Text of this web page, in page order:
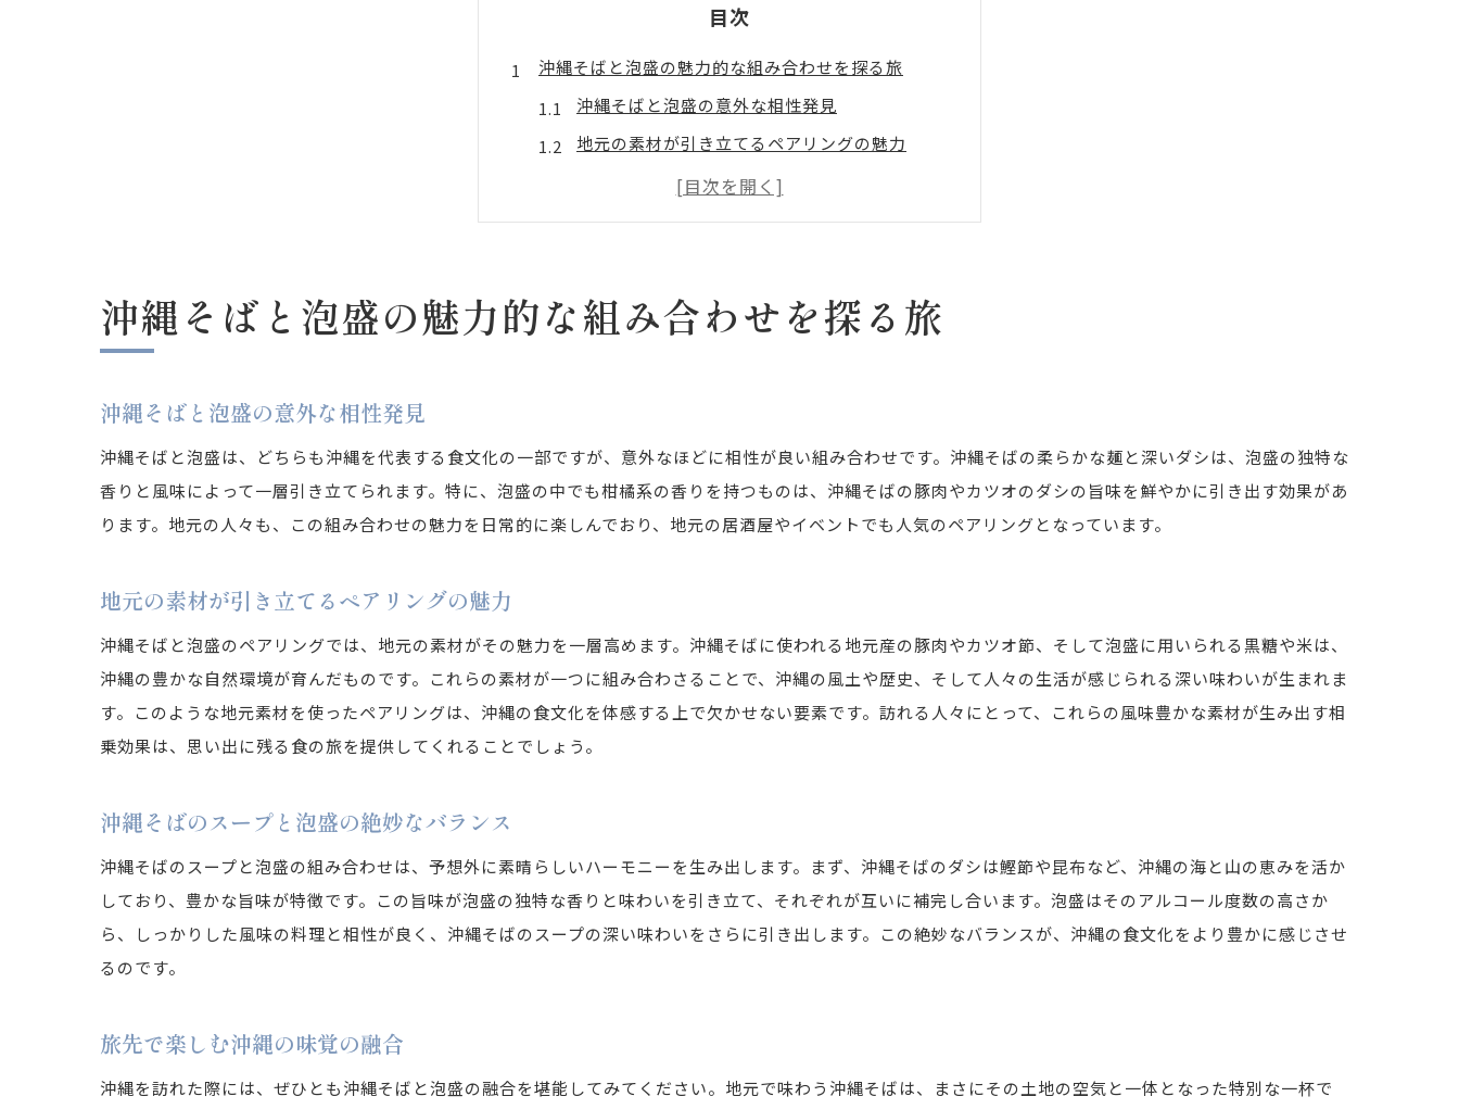
目次
沖縄そばと泡盛の魅力的な組み合わせを探る旅
沖縄そばと泡盛の意外な相性発見
地元の素材が引き立てるペアリングの魅力
沖縄そばのスープと泡盛の絶妙なバランス
旅先で楽しむ沖縄の味覚の融合
沖縄文化を体感する食の旅
沖縄そばが泡盛の香りを引き立てる理由とは
伝統的な製法が生み出す完璧な調和
地元の食材がもたらす味わい深さ
沖縄そばの具材と泡盛のマリアージュ
沖縄そば専門店でのおすすめペアリング
旅行者に人気の泡盛と沖縄そばの組み合わせ
地元でしか味わえない限定ペアリング
沖縄そばと泡盛の味わい方ガイド
地元の味をもっと楽しむ沖縄そばと泡盛の合わせ方
沖縄そばの選び方と泡盛の選定ポイント
風味を最大限に活かす食べ方のコツ
沖縄の食文化を堪能するためのヒント
沖縄そばと泡盛の魅力的な組み合わせを探る旅
沖縄そばと泡盛の意外な相性発見
沖縄そばと泡盛は、どちらも沖縄を代表する食文化の一部ですが、意外なほどに相性が良い組み合わせです。沖縄そばの柔らかな麺と深いダシは、泡盛の独特な
香りと風味によって一層引き立てられます。特に、泡盛の中でも柑橘系の香りを持つものは、沖縄そばの豚肉やカツオのダシの旨味を鮮やかに引き出す効果があ
ります。地元の人々も、この組み合わせの魅力を日常的に楽しんでおり、地元の居酒屋やイベントでも人気のペアリングとなっています。
地元の素材が引き立てるペアリングの魅力
沖縄そばと泡盛のペアリングでは、地元の素材がその魅力を一層高めます。沖縄そばに使われる地元産の豚肉やカツオ節、そして泡盛に用いられる黒糖や米は、
沖縄の豊かな自然環境が育んだものです。これらの素材が一つに組み合わさることで、沖縄の風土や歴史、そして人々の生活が感じられる深い味わいが生まれま
す。このような地元素材を使ったペアリングは、沖縄の食文化を体感する上で欠かせない要素です。訪れる人々にとって、これらの風味豊かな素材が生み出す相
乗効果は、思い出に残る食の旅を提供してくれることでしょう。
沖縄そばのスープと泡盛の絶妙なバランス
沖縄そばのスープと泡盛の組み合わせは、予想外に素晴らしいハーモニーを生み出します。まず、沖縄そばのダシは鰹節や昆布など、沖縄の海と山の恵みを活か
しており、豊かな旨味が特徴です。この旨味が泡盛の独特な香りと味わいを引き立て、それぞれが互いに補完し合います。泡盛はそのアルコール度数の高さか
ら、しっかりした風味の料理と相性が良く、沖縄そばのスープの深い味わいをさらに引き出します。この絶妙なバランスが、沖縄の食文化をより豊かに感じさせ
るのです。
旅先で楽しむ沖縄の味覚の融合
沖縄を訪れた際には、ぜひとも沖縄そばと泡盛の融合を堪能してみてください。地元で味わう沖縄そばは、まさにその土地の空気と一体となった特別な一杯で